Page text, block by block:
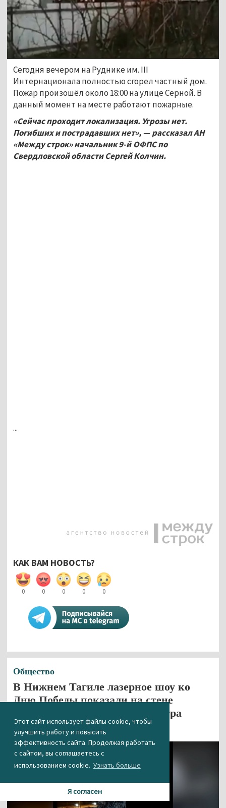
Этот сайт использует файлы cookie, чтобы
улучшить работу и повысить
эффективность сайта. Продолжая работать
с сайтом, вы соглашаетесь с
использованием cookie. Узнать больше
Я согласен
Сегодня вечером на Руднике им. III
Интернационала полностью сгорел частный дом.
Пожар произошёл около 18:00 на улице Серной. В
данный момент на месте работают пожарные.
«Сейчас проходит локализация. Угрозы нет.
Погибших и пострадавших нет», — рассказал АН
«Между строк» начальник 9-й ОФПС по
Свердловской области Сергей Колчин.
...
КАК ВАМ НОВОСТЬ?
0 0 0 0 0
Общество
В Нижнем Тагиле лазерное шоу ко
Дню Победы показали на стене
недостроенного торгового центра
08.05.2021 16:11